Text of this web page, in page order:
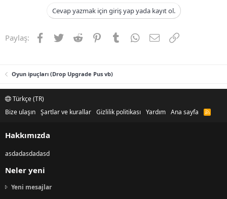
Cevap yazmak için giriş yap yada kayıt ol.
Paylaş: Facebook
TwitterReddit PinterestTumblrWhatsApp
E-postaLink
Oyun ipuçları (Drop Upgrade Pus vb)
Türkçe (TR)
Bize ulaşın Şartlar ve kurallar Gizlilik politikası Yardım Ana sayfa
R
Hakkımızda
asdadasdadasd
Neler yeni
Yeni mesajlar